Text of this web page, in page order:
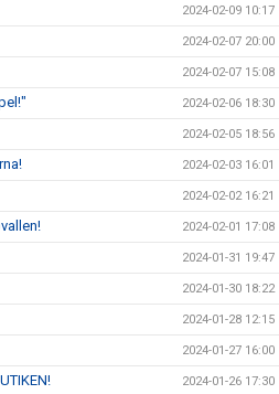
2024-02-09 10:17
2024-02-07 20:00
2024-02-07 15:08
2024-02-06 18:30
2024-02-05 18:56
2024-02-03 16:01
2024-02-02 16:21
2024-02-01 17:08
2024-01-31 19:47
2024-01-30 18:22
2024-01-28 12:15
2024-01-27 16:00
2024-01-26 17:30